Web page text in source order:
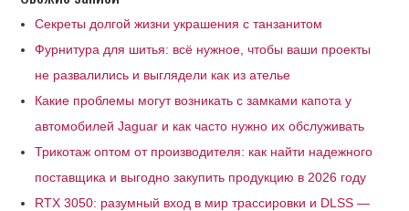
Секреты долгой жизни украшения с танзанитом
Фурнитура для шитья: всё нужное, чтобы ваши проекты
не развалились и выглядели как из ателье
Какие проблемы могут возникать с замками капота у
автомобилей Jaguar и как часто нужно их обслуживать
Трикотаж оптом от производителя: как найти надежного
поставщика и выгодно закупить продукцию в 2026 году
RTX 3050: разумный вход в мир трассировки и DLSS —